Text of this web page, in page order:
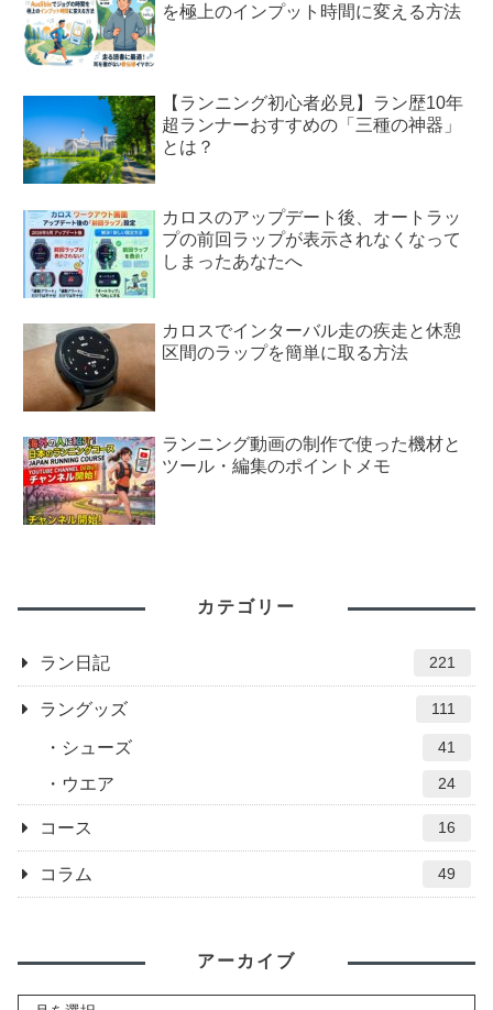
を極上のインプット時間に変える方法
【ランニング初心者必見】ラン歴10年
超ランナーおすすめの「三種の神器」
とは？
カロスのアップデート後、オートラッ
プの前回ラップが表示されなくなって
しまったあなたへ
カロスでインターバル走の疾走と休憩
区間のラップを簡単に取る方法
ランニング動画の制作で使った機材と
ツール・編集のポイントメモ
カテゴリー
ラン日記 221
ラングッズ 111
シューズ 41
ウエア 24
コース 16
コラム 49
アーカイブ